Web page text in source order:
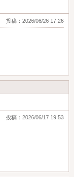
投稿：2026/06/26 17:26
投稿：2026/06/17 19:53